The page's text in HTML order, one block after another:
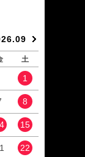
土
1
8
15
22